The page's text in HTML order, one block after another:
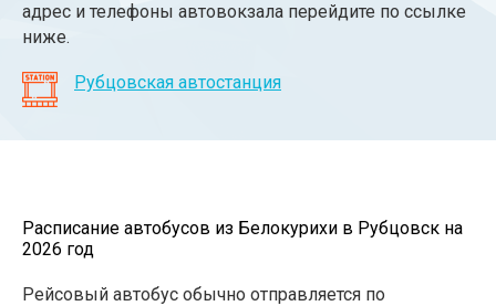
адрес и телефоны автовокзала перейдите по ссылке
ниже.
Рубцовская автостанция
Расписание автобусов из Белокурихи в Рубцовск на
2026 год
Рейсовый автобус обычно отправляется по